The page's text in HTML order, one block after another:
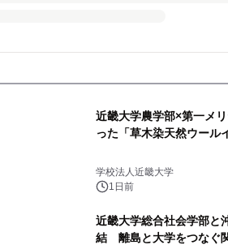
近畿大学農学部×第一メ
った「草木染天然ウール
学校法人近畿大学
1日前
近畿大学総合社会学部と
結 離島と大学をつなぐ